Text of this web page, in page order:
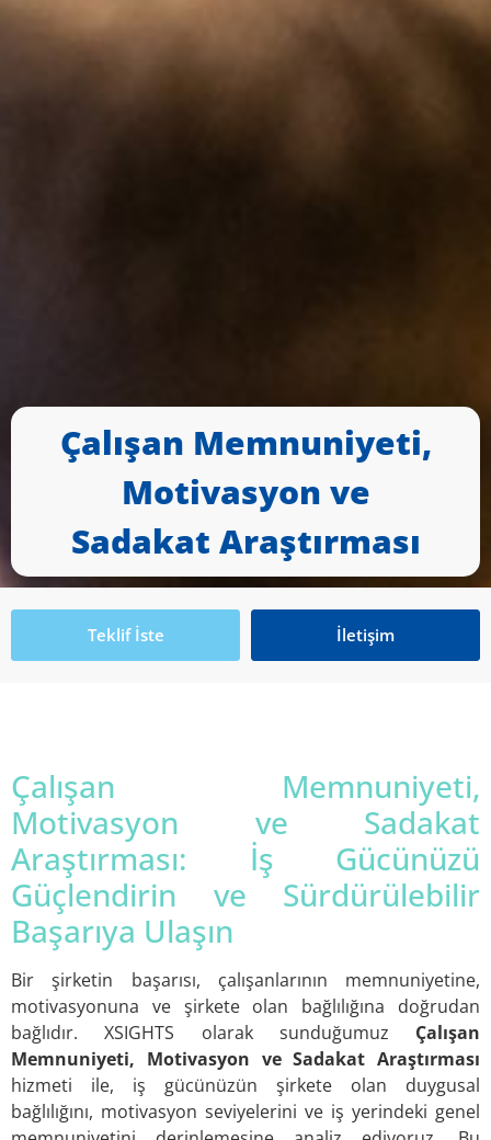
Çalışan Memnuniyeti,
Motivasyon ve
Sadakat Araştırması
Teklif İste İletişim
Çalışan Memnuniyeti,
Motivasyon ve Sadakat
Araştırması: İş Gücünüzü
Güçlendirin ve Sürdürülebilir
Başarıya Ulaşın
Bir şirketin başarısı, çalışanlarının memnuniyetine,
motivasyonuna ve şirkete olan bağlılığına doğrudan
bağlıdır. XSIGHTS olarak sunduğumuz Çalışan
Memnuniyeti, Motivasyon ve Sadakat Araştırması
hizmeti ile, iş gücünüzün şirkete olan duygusal
bağlılığını, motivasyon seviyelerini ve iş yerindeki genel